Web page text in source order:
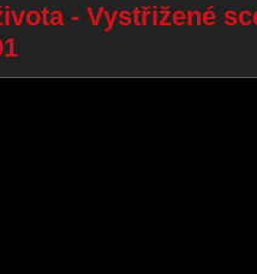
- Vystřižené